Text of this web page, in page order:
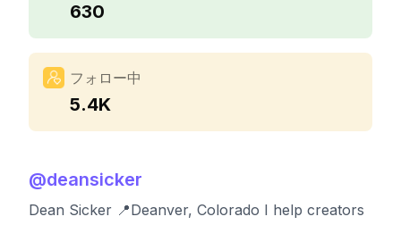
630
フォロー中
5.4K
@deansicker
Dean Sicker 📍Deanver, Colorado I help creators